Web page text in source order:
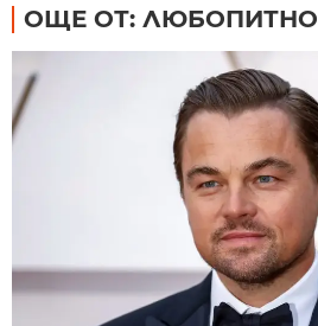
ОЩЕ ОТ: ЛЮБОПИТНО